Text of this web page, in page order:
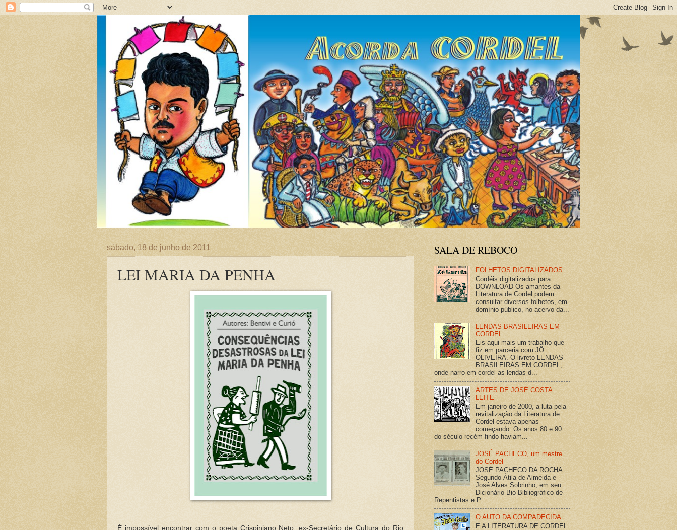
sábado, 18 de junho de 2011
LEI MARIA DA PENHA
É impossível encontrar com o poeta Crispiniano Neto, ex-Secretário de Cultura do Rio
SALA DE REBOCO
FOLHETOS DIGITALIZADOS
Cordéis digitalizados para
DOWNLOAD Os amantes da
Literatura de Cordel podem
consultar diversos folhetos, em
domínio público, no acervo da...
LENDAS BRASILEIRAS EM
CORDEL
Eis aqui mais um trabalho que
fiz em parceria com JÔ
OLIVEIRA. O livreto LENDAS
BRASILEIRAS EM CORDEL,
onde narro em cordel as lendas d...
ARTES DE JOSÉ COSTA
LEITE
Em janeiro de 2000, a luta pela
revitalização da Literatura de
Cordel estava apenas
começando. Os anos 80 e 90
do século recém findo haviam...
JOSÉ PACHECO, um mestre
do Cordel
JOSÉ PACHECO DA ROCHA
Segundo Átila de Almeida e
José Alves Sobrinho, em seu
Dicionário Bio-Bibliográfico de
Repentistas e P...
O AUTO DA COMPADECIDA
E A LITERATURA DE CORDEL